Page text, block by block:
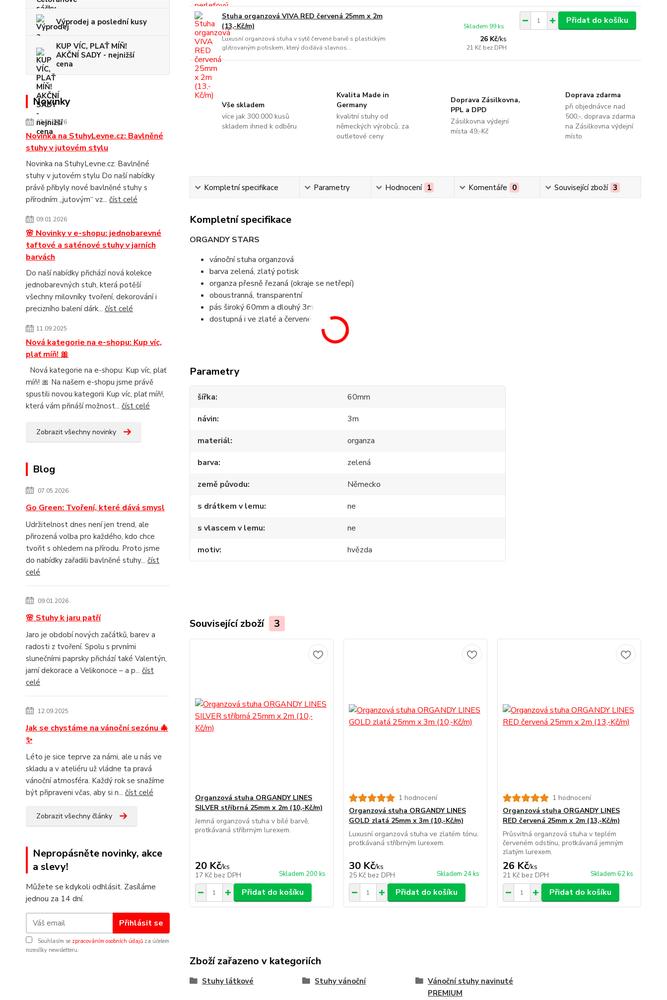
Výprodej a poslední kusy
KUP VÍC, PLAŤ MÍŇ!
AKČNÍ SADY - nejnižší
cena
Novinky
07.05.2026
Novinka na StuhyLevne.cz: Bavlněné
stuhy v jutovém stylu
Novinka na StuhyLevne.cz: Bavlněné
stuhy v jutovém stylu Do naší nabídky
právě přibyly nové bavlněné stuhy s
přírodním „jutovým“ vz... číst celé
09.01.2026
🌸 Novinky v e-shopu: jednobarevné
taftové a saténové stuhy v jarních
barvách
Do naší nabídky přichází nová kolekce
jednobarevných stuh, která potěší
všechny milovníky tvoření, dekorování i
precizního balení dárk... číst celé
11.09.2025
Nová kategorie na e-shopu: Kup víc,
plať míň! 🎀
Nová kategorie na e-shopu: Kup víc, plať
míň! 🎀 Na našem e-shopu jsme právě
spustili novou kategorii Kup víc, plať míň!,
která vám přináší možnost... číst celé
Zobrazit všechny novinky
Blog
07.05.2026
Go Green: Tvoření, které dává smysl
Udržitelnost dnes není jen trend, ale
přirozená volba pro každého, kdo chce
tvořit s ohledem na přírodu. Proto jsme
do nabídky zařadili bavlněné stuhy... číst
celé
09.01.2026
🌸 Stuhy k jaru patří
Jaro je období nových začátků, barev a
radosti z tvoření. Spolu s prvními
slunečními paprsky přichází také Valentýn,
jarní dekorace a Velikonoce – a p... číst
celé
12.09.2025
Jak se chystáme na vánoční sezónu 🎄
✨
Léto je sice teprve za námi, ale u nás ve
skladu a v ateliéru už vládne ta pravá
vánoční atmosféra. Každý rok se snažíme
být připraveni včas, aby si n... číst celé
Zobrazit všechny články
Nepropásněte novinky, akce
a slevy!
Můžete se kdykoli odhlásit. Zasíláme
jednou za 14 dní.
Přihlásit se
Souhlasím se zpracováním osobních údajů za účelem
rozesílky newsletteru.
Stuha organzová VIVA RED červená 25mm x 2m
(13,-Kč/m)
Luxusní organzová stuha v sytě červené barvě s plastickým
glitrovaným potiskem, který dodává slavnos...
26 Kč/ks
21 Kč bez DPH
Skladem 99 ks
Přidat do košíku
Vše skladem
více jak 300.000 kusů
skladem ihned k odběru
Kvalita Made in
Germany
kvalitní stuhy od
německých výrobců, za
outletové ceny
Doprava Zásilkovna,
PPL a DPD
Zásilkovna výdejní
místa 49,-Kč
Doprava zdarma
při objednávce nad
500,-, doprava zdarma
na Zásilkovna výdejní
místo
Kompletní specifikace Parametry Hodnocení 1 Komentáře 0 Související zboží 3
Kompletní specifikace
ORGANDY STARS
vánoční stuha organzová
barva zelená, zlatý potisk
organza přesně řezaná (okraje se netřepí)
oboustranná, transparentní
pás široký 60mm a dlouhý 3m
dostupná i ve zlaté a červené
Parametry
šířka
60mm
návin
3m
materiál
organza
barva
zelená
země původu
Německo
s drátkem v lemu
ne
s vlascem v lemu
ne
motiv
hvězda
Související zboží 3
Organzová stuha ORGANDY LINES
SILVER stříbrná 25mm x 2m (10,-Kč/m)
Jemná organzová stuha v bílé barvě,
protkávaná stříbrným lurexem.
20 Kč/ks
17 Kč bez DPH Skladem 200 ks
Přidat do košíku
1 hodnocení
Organzová stuha ORGANDY LINES
GOLD zlatá 25mm x 3m (10,-Kč/m)
Luxusní organzová stuha ve zlatém tónu,
protkávaná stříbrným lurexem.
30 Kč/ks
25 Kč bez DPH Skladem 24 ks
Přidat do košíku
1 hodnocení
Organzová stuha ORGANDY LINES
RED červená 25mm x 2m (13,-Kč/m)
Průsvitná organzová stuha v teplém
červeném odstínu, protkávaná jemným
zlatým lurexem.
26 Kč/ks
21 Kč bez DPH Skladem 62 ks
Přidat do košíku
Zboží zařazeno v kategoriích
Stuhy látkové Stuhy vánoční
Vánoční stuhy navinuté
PREMIUM